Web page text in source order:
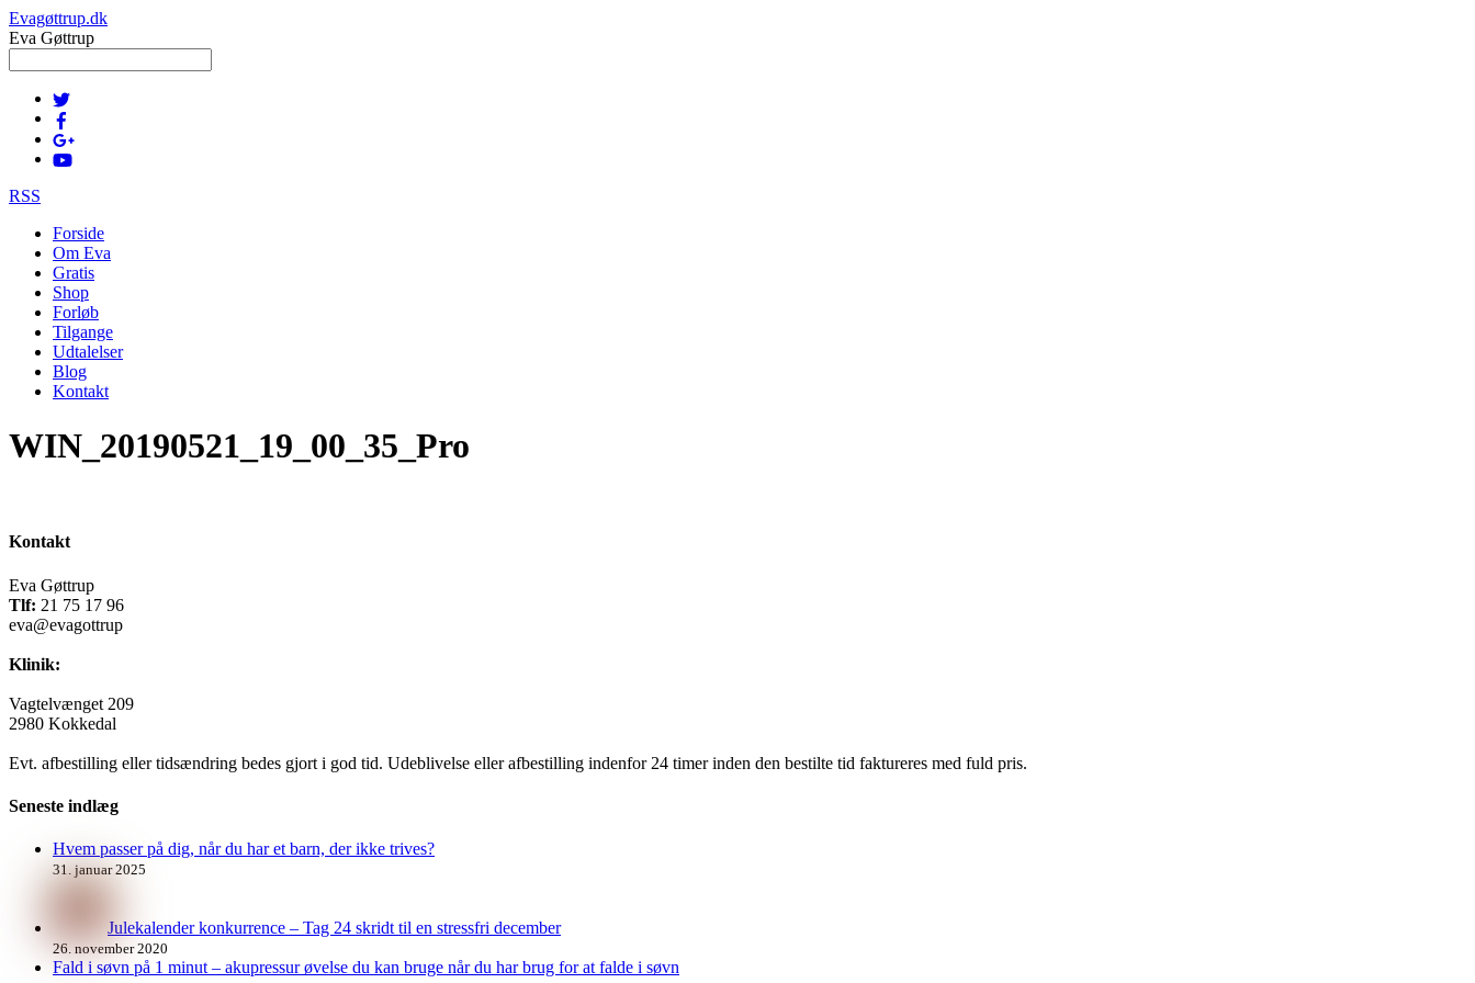
Evagøttrup.dk
Eva Gøttrup
RSS
Forside
Om Eva
Gratis
Shop
Forløb
Tilgange
Udtalelser
Blog
Kontakt
WIN_20190521_19_00_35_Pro
Kontakt
Eva Gøttrup
Tlf: 21 75 17 96
eva@evagottrup
Klinik:
Vagtelvænget 209
2980 Kokkedal
Evt. afbestilling eller tidsændring bedes gjort i god tid. Udeblivelse eller afbestilling indenfor 24 timer inden den bestilte tid faktureres med fuld pris.
Seneste indlæg
Hvem passer på dig, når du har et barn, der ikke trives?
31. januar 2025
Julekalender konkurrence – Tag 24 skridt til en stressfri december
26. november 2020
Fald i søvn på 1 minut – akupressur øvelse du kan bruge når du har brug for at falde i søvn